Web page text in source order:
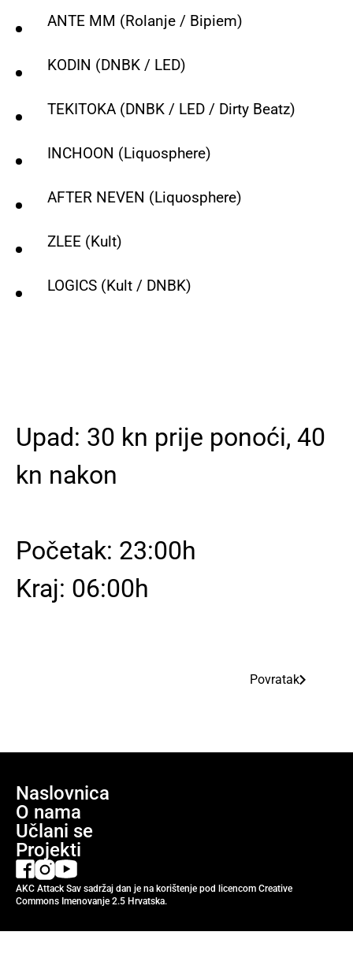
ANTE MM (Rolanje / Bipiem)
KODIN (DNBK / LED)
TEKITOKA (DNBK / LED / Dirty Beatz)
INCHOON (Liquosphere)
AFTER NEVEN (Liquosphere)
ZLEE (Kult)
LOGICS (Kult / DNBK)
Upad: 30 kn prije ponoći, 40
kn nakon
Početak: 23:00h
Kraj: 06:00h
Povratak
Naslovnica
O nama
Učlani se
Projekti
AKC Attack Sav sadržaj dan je na korištenje pod licencom Creative
Commons Imenovanje 2.5 Hrvatska.